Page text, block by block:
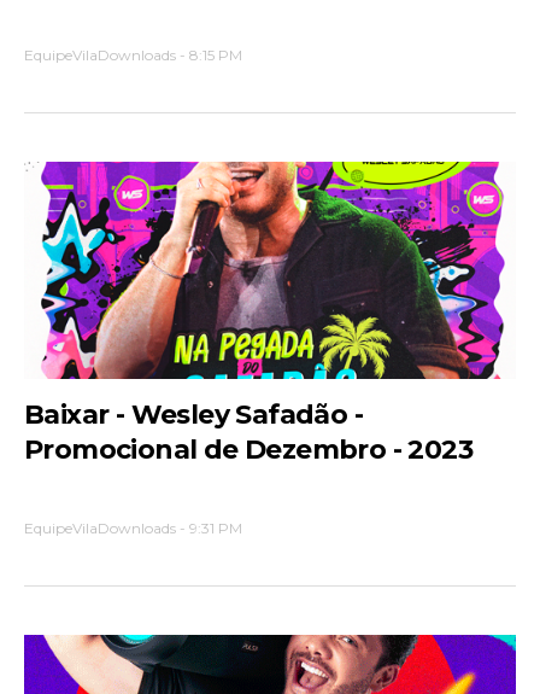
EquipeVilaDownloads - 8:15 PM
Baixar - Wesley Safadão -
Promocional de Dezembro - 2023
EquipeVilaDownloads - 9:31 PM